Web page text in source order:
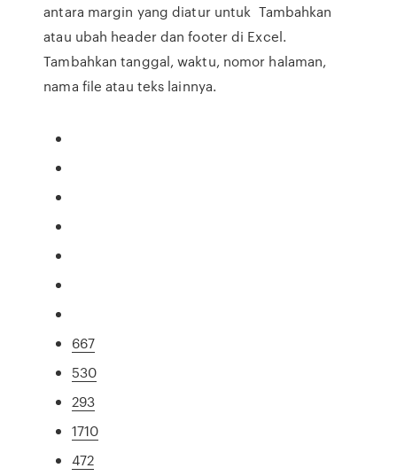
antara margin yang diatur untuk Tambahkan
atau ubah header dan footer di Excel.
Tambahkan tanggal, waktu, nomor halaman,
nama file atau teks lainnya.
667
530
293
1710
472